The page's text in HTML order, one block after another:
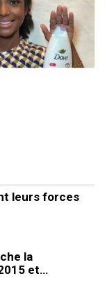
leurs forces
la
et…